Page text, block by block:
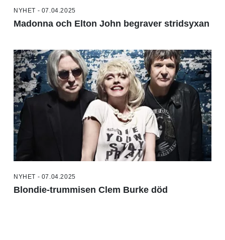
NYHET - 07.04.2025
Madonna och Elton John begraver stridsyxan
NYHET - 07.04.2025
Blondie-trummisen Clem Burke död